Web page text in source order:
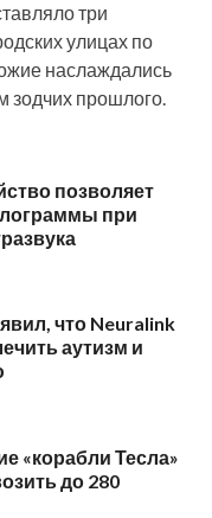
три
улицах по
наслаждались
зодчих прошлого.
позволяет
при
что Neuralink
аутизм и
«корабли Тесла»
до 280